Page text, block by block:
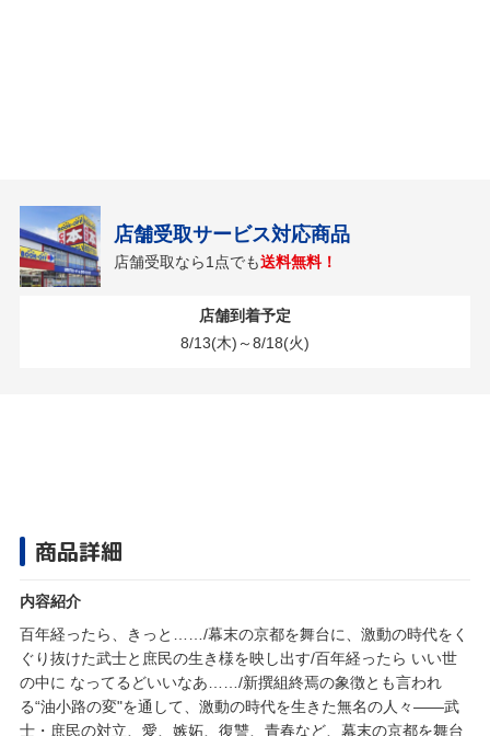
店舗受取サービス対応商品
店舗受取なら1点でも送料無料！
店舗到着予定
8/13(木)～8/18(火)
商品詳細
内容紹介
百年経ったら、きっと……/幕末の京都を舞台に、激動の時代をく
ぐり抜けた武士と庶民の生き様を映し出す/百年経ったら いい世
の中に なってるどいいなあ……/新撰組終焉の象徴とも言われ
る“油小路の変"を通して、激動の時代を生きた無名の人々――武
士・庶民の対立、愛、嫉妬、復讐、青春など、幕末の京都を舞台